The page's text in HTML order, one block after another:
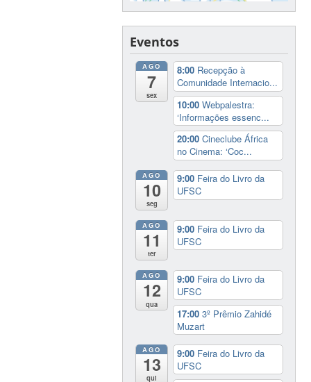
Eventos
AGO
7
sex
8:00 Recepção à
Comunidade Internacio...
10:00Webpalestra:
‘Informações essenc...
20:00Cineclube África
no Cinema: ‘Coc...
AGO
10
seg
9:00 Feira do Livro da
UFSC
AGO
11
ter
9:00 Feira do Livro da
UFSC
AGO
12
qua
9:00 Feira do Livro da
UFSC
17:003º Prêmio Zahidé
Muzart
AGO
13
qui
9:00 Feira do Livro da
UFSC